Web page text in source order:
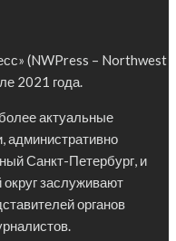
(NWPress – Northwest
2021 года.
актуальные
административно
Санкт-Петербург, и
заслуживают
органов